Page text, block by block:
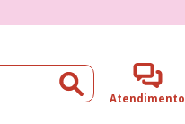
Atendimento